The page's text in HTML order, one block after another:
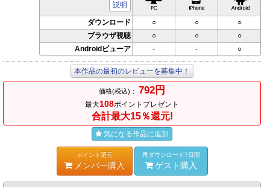
説明
ダウンロード ○ ○
○
ブラウザ視聴
○ ○
○
Androidビューア
- - ○
本作品の最初のレビューを募集中！
価格(税込)： 792円
最大108ポイントプレゼント
合計最大15％還元!
気になる作品に追加
ポイント還元
メンバー購入
再ダウンロード7日間
ゲスト購入